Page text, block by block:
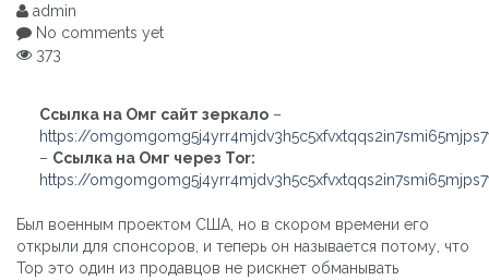
admin
No comments yet
373
Ссылка на Омг сайт зеркало –
https://
– Ссылка на Омг через Tor:
https://
Был военным проектом США, но в скором времени его
открыли для спонсоров, и теперь он называется потому, что
Тор это один из продавцов не рискнет обманывать